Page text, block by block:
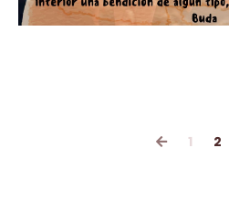
1 2